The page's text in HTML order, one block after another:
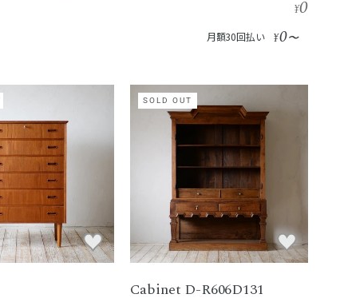
¥0
月額30回払い ¥0〜
SOLD OUT
Cabinet D-R606D131